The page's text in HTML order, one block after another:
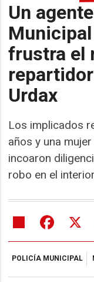
Un
frustra el
Urdax
Los implicados
años y una
incoaron
robo en el interior
Share Facebook
POLICÍA MUNICIPAL